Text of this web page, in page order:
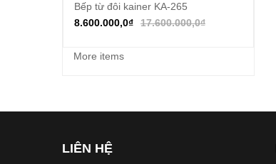
Thêm vào giỏ hàng
Bếp từ đôi kainer KA-265
17.600.000,0₫
8.600.000,0₫
More items
LIÊN HỆ